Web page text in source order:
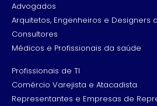
Advogados
Arquitetos, Engenheiros e Designers
Consultores
Médicos e Profissionais da saúde
Profissionais de TI
Comércio Varejista e Atacadista
Representantes e Empresas de